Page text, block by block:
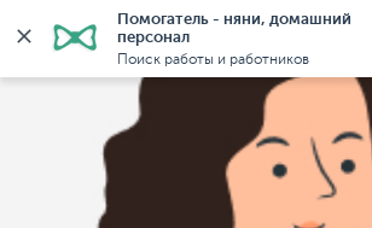
Помогатель - няни, домашний
персонал
Поиск работы и работников
Главная Няни Няни в Москве